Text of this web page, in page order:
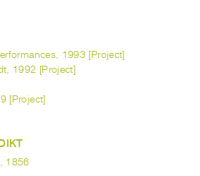
1993 [Project]
1992 [Project]
[Project]
1856